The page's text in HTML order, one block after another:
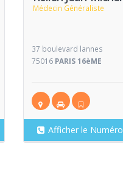
Médecin Généraliste
37 boulevard lannes
75016 PARIS 16èME
Afficher le Numéro